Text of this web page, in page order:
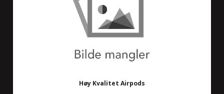
Høy Kvalitet Airpods